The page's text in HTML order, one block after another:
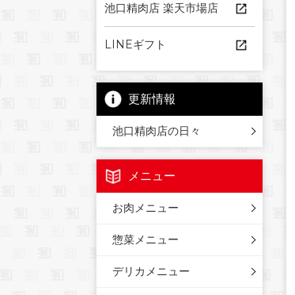
池口精肉店 楽天市場店
LINEギフト
更新情報
池口精肉店の日々
メニュー
お肉メニュー
惣菜メニュー
デリカメニュー